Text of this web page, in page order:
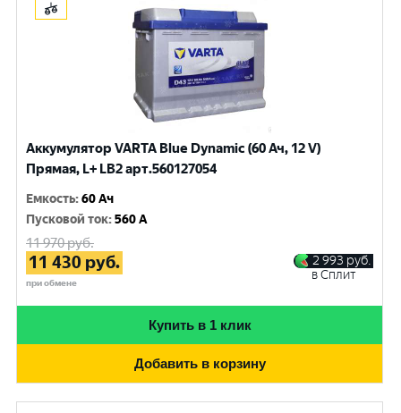
Аккумулятор VARTA Blue Dynamic (60 Ач, 12 V)
Прямая, L+ LB2 арт.560127054
Емкость:60 Ач
Пусковой ток:560 A
11 970руб.
11 430 руб.
при обмене
2 993 руб.
в Сплит
Купить в 1 клик
Добавить в корзину